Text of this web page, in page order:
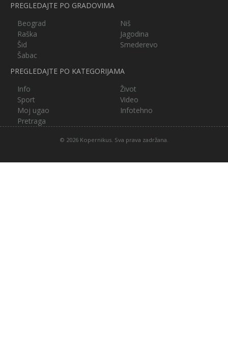
PREGLEDAJTE PO GRADOVIMA
Beograd
Niš
Raška
Jagodina
Šid
Smederevo
Šabac
PREGLEDAJTE PO KATEGORIJAMA
Info
Život
Sport
Video
Moj ugao
Infotehno
Pretraga
© 2026 Kopernikus. Sva prava zadržana.